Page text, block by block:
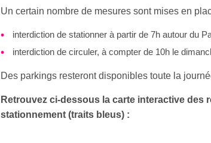
Un certain nombre de mesures sont mises en
interdiction de stationner à partir de 7h autour du
interdiction de circuler, à compter de 10h le
Des parkings resteront disponibles toute la
Retrouvez ci-dessous la carte interactive
stationnement (traits bleus) :